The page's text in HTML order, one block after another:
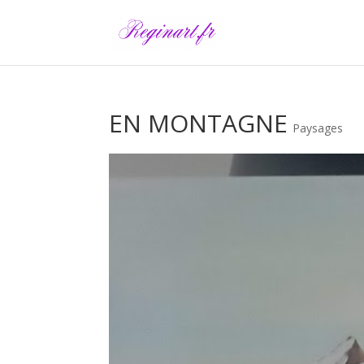
EN MONTAGNE Paysages